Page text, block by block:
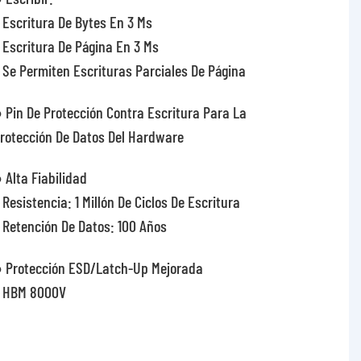
De Bytes En 3 Ms
De Página En 3 Ms
Permiten Escrituras Parciales De Página
Pin De Protección Contra Escritura Para La
De Datos Del Hardware
Alta Fiabilidad
1 Millón De Ciclos De Escritura
De Datos: 100 Años
Protección ESD/Latch-Up Mejorada
8000V